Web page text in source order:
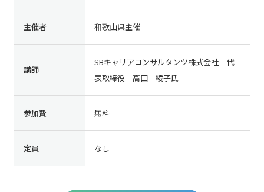
主催者 和歌山県主催
講師
SBキャリアコンサルタンツ株式会社 代
表取締役 高田 綾子氏
参加費 無料
定員 なし